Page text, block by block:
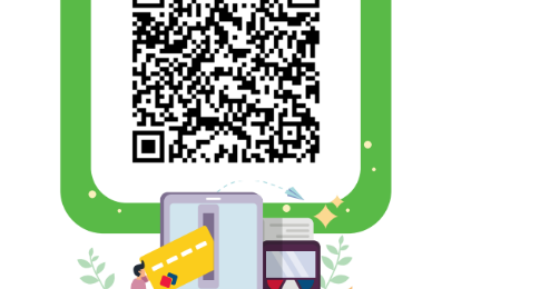
ЄС щодо
на адресу
ЄС щодо Чорноморського регіону —
Болгарії, Грузії, Республіки Молдова
Чорноморського регіону, посилення